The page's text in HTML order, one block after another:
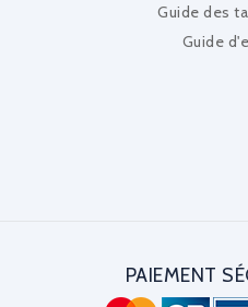
Guide des
Guide
PAIEMENT